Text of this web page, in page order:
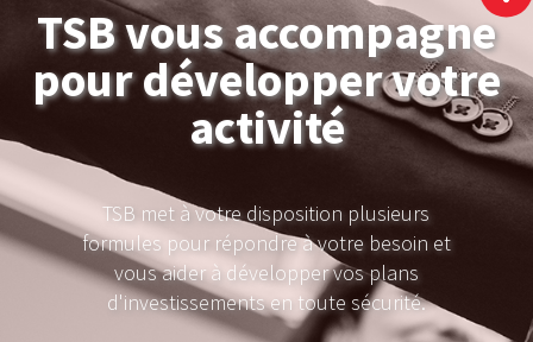
TSB vous accompagne
pour développer votre
activité
TSB met à votre disposition plusieurs
formules pour répondre à votre besoin et
vous aider à développer vos plans
d'investissements en toute sécurité.